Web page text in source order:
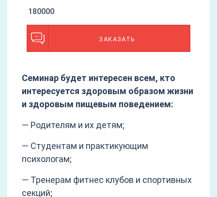
ЗАКАЗАТЬ
180000
Семинар будет интересен всем, кто
интересуется здоровым образом жизни
и здоровым пищевым поведением:
— Родителям и их детям;
— Студентам и практикующим
психологам;
— Тренерам фитнес клубов и спортивных
секций;